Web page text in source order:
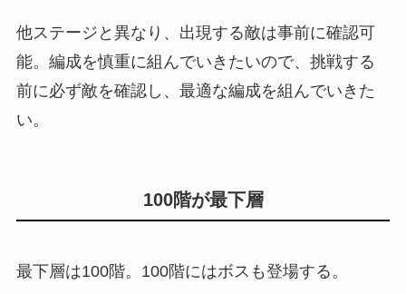
他ステージと異なり、出現する敵は事前に確認可
能。編成を慎重に組んでいきたいので、挑戦する
前に必ず敵を確認し、最適な編成を組んでいきた
い。
100階が最下層
最下層は100階。100階にはボスも登場する。